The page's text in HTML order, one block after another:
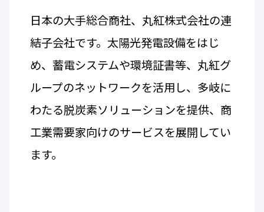
日本の大手総合商社、丸紅株式会社の連
結子会社です。太陽光発電設備をはじ
め、蓄電システムや環境証書等、丸紅グ
ループのネットワークを活用し、多岐に
わたる脱炭素ソリューションを提供、商
工業需要家向けのサービスを展開してい
ます。